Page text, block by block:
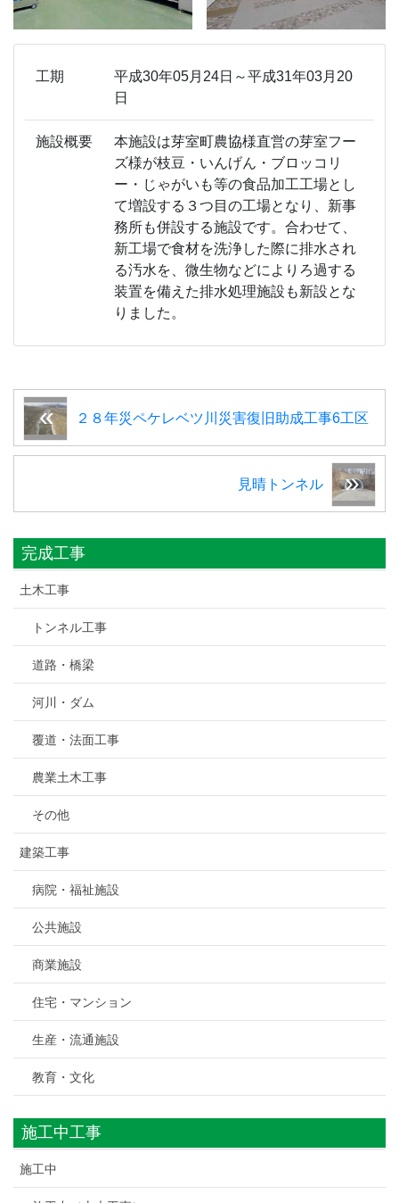
工期
平成30年05月24日～平成31年03月20
日
施設概要
本施設は芽室町農協様直営の芽室フー
ズ様が枝豆・いんげん・ブロッコリ
ー・じゃがいも等の食品加工工場とし
て増設する３つ目の工場となり、新事
務所も併設する施設です。合わせて、
新工場で食材を洗浄した際に排水され
る汚水を、微生物などによりろ過する
装置を備えた排水処理施設も新設とな
りました。
２８年災ペケレベツ川災害復旧助成工事6工区
見晴トンネル
完成工事
土木工事
トンネル工事
道路・橋梁
河川・ダム
覆道・法面工事
農業土木工事
その他
建築工事
病院・福祉施設
公共施設
商業施設
住宅・マンション
生産・流通施設
教育・文化
施工中工事
施工中